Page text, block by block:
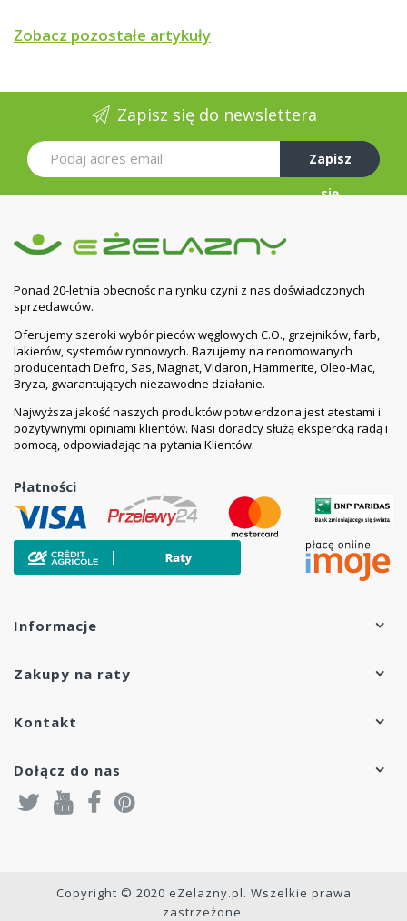
Zobacz pozostałe artykuły
Zapisz się do newslettera
Zapisz
się
Ponad 20-letnia obecnośc na rynku czyni z nas doświadczonych
sprzedawców.
Oferujemy szeroki wybór pieców węglowych C.O., grzejników, farb,
lakierów, systemów rynnowych. Bazujemy na renomowanych
producentach Defro, Sas, Magnat, Vidaron, Hammerite, Oleo-Mac,
Bryza, gwarantujących niezawodne działanie.
Najwyższa jakość naszych produktów potwierdzona jest atestami i
pozytywnymi opiniami klientów. Nasi doradcy służą ekspercką radą i
pomocą, odpowiadając na pytania Klientów.
Płatności
Informacje
Zakupy na raty
Kontakt
Dołącz do nas
Copyright © 2020 eZelazny.pl. Wszelkie prawa
zastrzeżone.